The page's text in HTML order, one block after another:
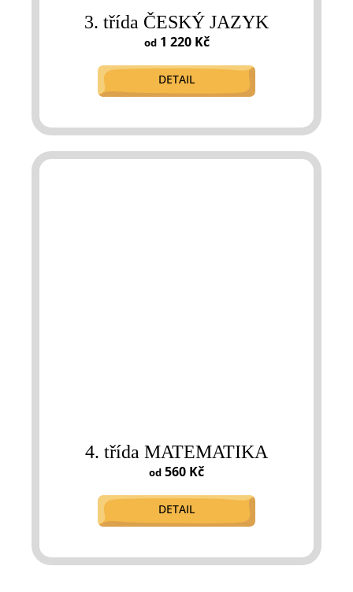
3. třída ČESKÝ JAZYK
od1 220 Kč
DETAIL
4. třída MATEMATIKA
od 560 Kč
DETAIL